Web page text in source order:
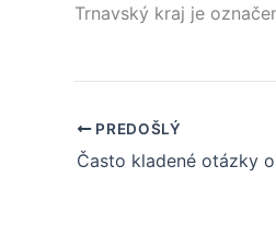
Trnavský kraj je
PREDOŠLÝ